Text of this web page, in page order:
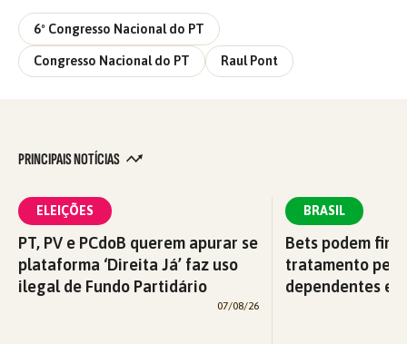
6º Congresso Nacional do PT
Congresso Nacional do PT Raul Pont
PRINCIPAIS NOTÍCIAS
ELEIÇÕES
PT, PV e PCdoB querem apurar se
plataforma ‘Direita Já’ faz uso
ilegal de Fundo Partidário
07/08/26
BRASIL
Bets podem
tratamento pelo
dependentes